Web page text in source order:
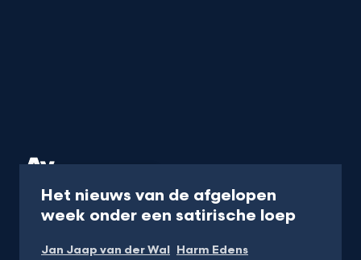
Het nieuws van de afgelopen
week onder een satirische loep-
Jan Jaap van der Wal Harm Edens